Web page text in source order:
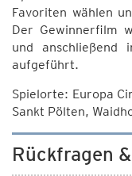
Favoriten wählen
Der Gewinnerfilm
und anschließend
aufgeführt.
Spielorte: Europa
Sankt Pölten,
Rückfragen